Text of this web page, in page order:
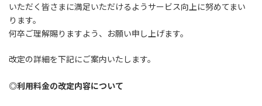
いただく皆さまに満足いただけるようサービス向上に努めてまい
ります。
何卒ご理解賜りますよう、お願い申し上げます。
改定の詳細を下記にご案内いたします。
◎利用料金の改定内容について